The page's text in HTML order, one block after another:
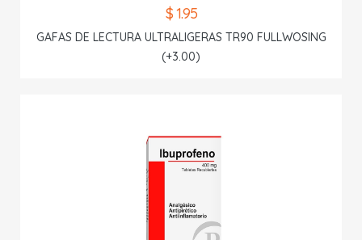
$ 1.95
GAFAS DE LECTURA ULTRALIGERAS TR90 FULLWOSING
(+3.00)